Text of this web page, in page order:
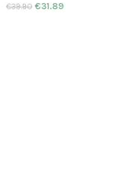
€39.90 €31.89